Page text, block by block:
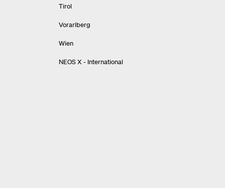
Tirol
Vorarlberg
Wien
NEOS X - International